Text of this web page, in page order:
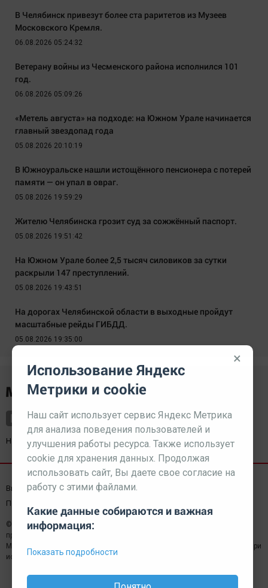
В Челябинск привезут более ста раритетов из Музеев
Московского Кремля.
06.08.2026 05:24:32
Ветерану войны из Чесменского района исполнился 101
год.
06.08.2026 05:09:26
«Метель августа» на подходе: на Южном Урале начинается
главный звездопад года
05.08.2026 20:10:19
В Южноуральске нашли истощённого пенсионера с потерей
памяти — он упал в овраг.
05.08.2026 19:59:29
Жителю Челябинска грозит суд за сожжённый паспорт.
05.08.2026 19:51:42
На Южном Урале более 2,5 тысяч силовиков за сутки
раскрыли 147 преступлений.
05.08.2026 19:43:51
На дорогах Челябинской области в выходные пройдут
масштабные рейды ГИБДД.
05.08.2026 19:35:00
Наш партнерkurorty-sochi.ru
Выходные данные СМИ Реклама
Пользовательское соглашение
© 2026 МЕДИАЗАВОД — Сайт может содержать контент,
предназначенный для лиц 18+
Мнение редакции может не совпадать с мнением отдельных авторов.При
использовании материалов сайта ссылка обязательна.
×
Использование Яндекс
Метрики и cookie
Наш сайт использует сервис Яндекс Метрика
для анализа поведения пользователей и
улучшения работы ресурса. Также использует
cookie для хранения данных. Продолжая
использовать сайт, Вы даете свое согласие на
работу с этими файлами.
Какие данные собираются и важная
информация:
Показать подробности